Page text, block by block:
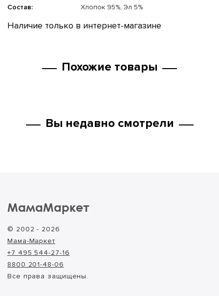
Состав: Хлопок 95%, Эл 5%
Наличие только в интернет-магазине
Похожие товары
Вы недавно смотрели
МамаМаркет
© 2002 - 2026
Мама-Маркет
+7 495 544-27-16
8800 201-48-06
Все права защищены.